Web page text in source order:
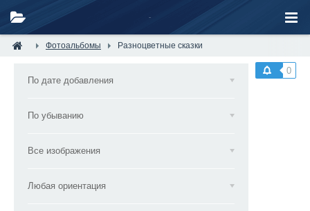
Фотоальбомы Разноцветные сказки
0
По дате добавления
По убыванию
Все изображения
Любая ориентация